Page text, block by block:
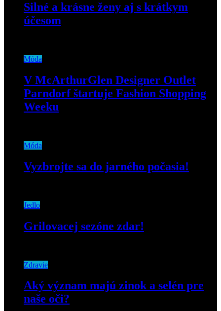
Silné a krásne ženy aj s krátkym
účesom
Móda
V McArthurGlen Designer Outlet
Parndorf štartuje Fashion Shopping
Weeku
Móda
Vyzbrojte sa do jarného počasia!
Jedlo
Grilovacej sezóne zdar!
Zdravie
Aký význam majú zinok a selén pre
naše oči?